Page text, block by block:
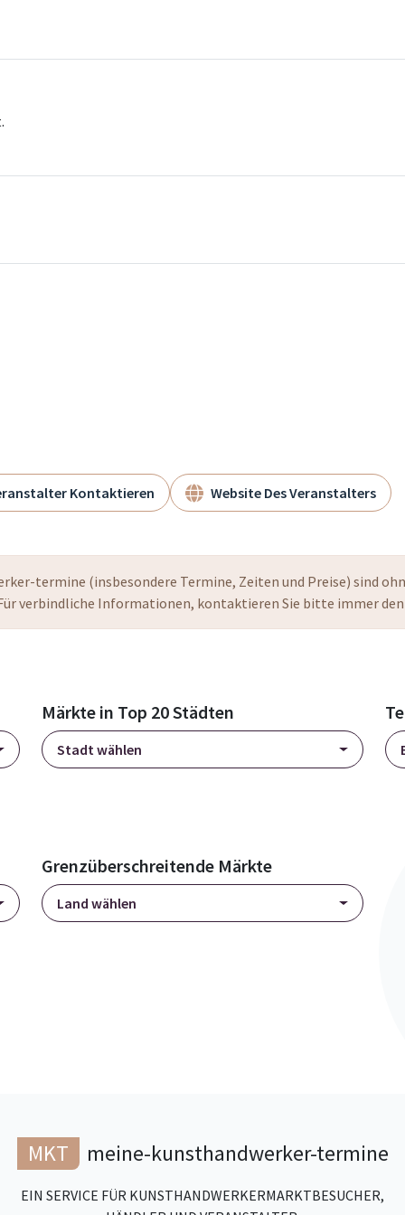
Kontaktieren Website Des Veranstalters
termine (insbesondere Termine, Zeiten und Preise) sind
verbindliche Informationen, kontaktieren Sie bitte immer
Märkte in Top 20 Städten
Stadt wählen
Grenzüberschreitende Märkte
Land wählen
MKT meine-kunsthandwerker-termine
EIN SERVICE FÜR KUNSTHANDWERKERMARKTBESUCHER,